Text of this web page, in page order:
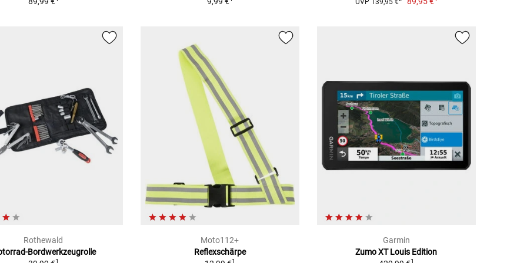
Rothewald
Bordwerkzeugrolle
Moto112+
Reflexschärpe
Garmin
Zumo XT Louis Edition